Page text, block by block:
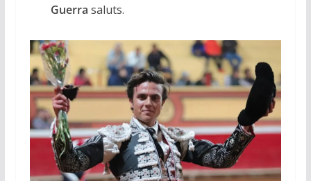
Guerra saluts.